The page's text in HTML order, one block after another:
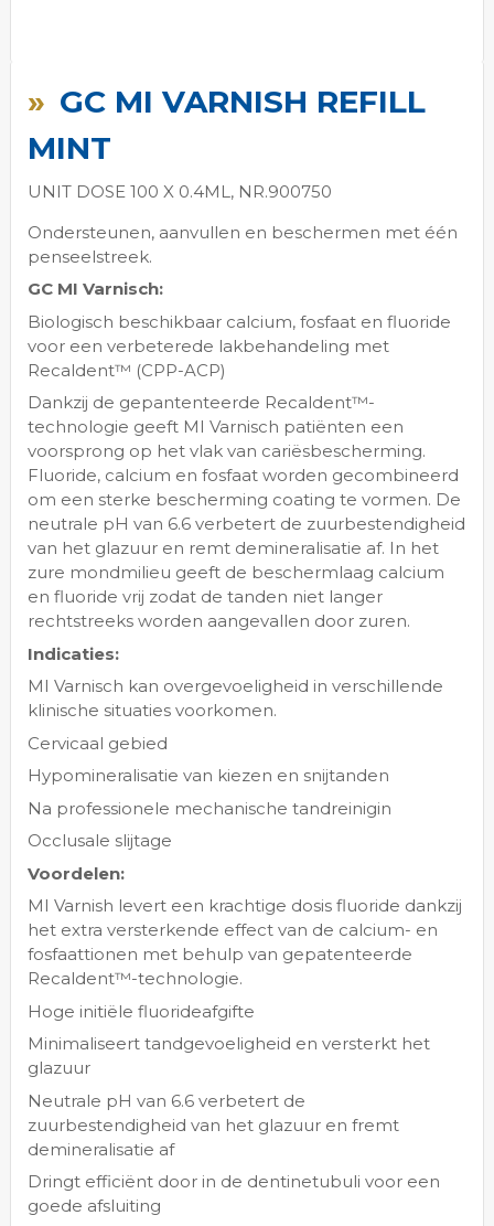
GC MI VARNISH REFILL
MINT
UNIT DOSE 100 X 0.4ML, NR.900750
Ondersteunen, aanvullen en beschermen met één
penseelstreek.
GC MI Varnisch:
Biologisch beschikbaar calcium, fosfaat en fluoride
voor een verbeterede lakbehandeling met
Recaldent™ (CPP-ACP)
Dankzij de gepantenteerde Recaldent™-
technologie geeft MI Varnisch patiënten een
voorsprong op het vlak van cariësbescherming.
Fluoride, calcium en fosfaat worden gecombineerd
om een sterke bescherming coating te vormen. De
neutrale pH van 6.6 verbetert de zuurbestendigheid
van het glazuur en remt demineralisatie af. In het
zure mondmilieu geeft de beschermlaag calcium
en fluoride vrij zodat de tanden niet langer
rechtstreeks worden aangevallen door zuren.
Indicaties:
MI Varnisch kan overgevoeligheid in verschillende
klinische situaties voorkomen.
Cervicaal gebied
Hypomineralisatie van kiezen en snijtanden
Na professionele mechanische tandreinigin
Occlusale slijtage
Voordelen:
MI Varnish levert een krachtige dosis fluoride dankzij
het extra versterkende effect van de calcium- en
fosfaattionen met behulp van gepatenteerde
Recaldent™-technologie.
Hoge initiële fluorideafgifte
Minimaliseert tandgevoeligheid en versterkt het
glazuur
Neutrale pH van 6.6 verbetert de
zuurbestendigheid van het glazuur en fremt
demineralisatie af
Dringt efficiënt door in de dentinetubuli voor een
goede afsluiting
het
van
afbeeldingen-
gallerij